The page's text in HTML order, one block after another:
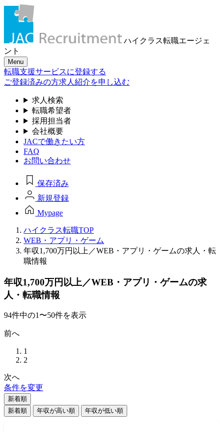
ハイクラス転職エージェ
ント
Menu
転職支援サービスに登録する
ご登録済みの方求人紹介を申し込む
求人検索
転職希望者
採用担当者
会社概要
JACで働きたい方
FAQ
お問い合わせ
保存済み
新規登録
Mypage
ハイクラス転職TOP
WEB・アプリ・ゲーム
年収1,700万円以上／WEB・アプリ・ゲームの求人・転
職情報
年収1,700万円以上／WEB・アプリ・ゲームの求
人・転職情報
94件中の1〜50件を表示
前へ
1
2
次へ
条件を変更
新着順
新着順
年収が高い順 年収が低い順